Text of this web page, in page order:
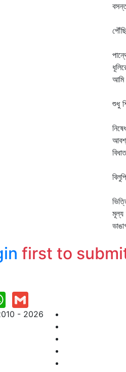
আমি
শুধু
মূল্য
first to
- 2026